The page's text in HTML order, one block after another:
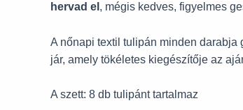
hervad el , mégis kedves, figyelmes
A nőnapi textil tulipán minden darabja
jár, amely tökéletes kiegészítője az
A szett: 8 db tulipánt tartalmaz